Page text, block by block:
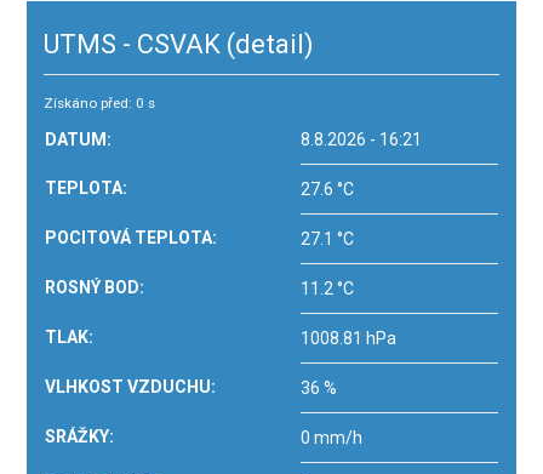
UTMS - CSVAK (detail)
Získáno před: 0 s
DATUM: 8.8.2026 - 16:21
TEPLOTA: 27.6 °C
POCITOVÁ TEPLOTA: 27.1 °C
ROSNÝ BOD: 11.2 °C
TLAK: 1008.81 hPa
VLHKOST VZDUCHU: 36 %
SRÁŽKY: 0 mm/h